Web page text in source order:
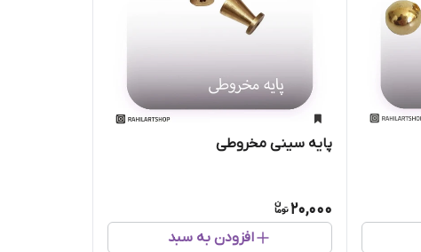
پایه سینی مخروطی
20,000
افزودن به سبد